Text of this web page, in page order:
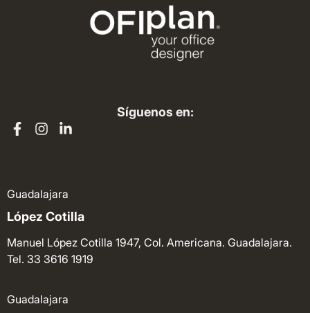
Síguenos en:
Guadalajara
López Cotilla
Manuel López Cotilla 1947, Col. Americana. Guadalajara.
Tel. 33 3616 1919
Guadalajara